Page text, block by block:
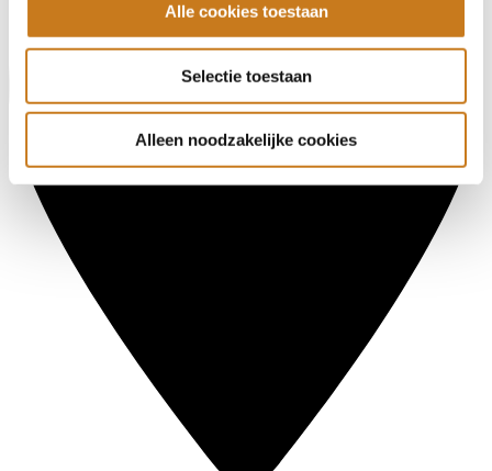
Alle cookies toestaan
Selectie toestaan
Alleen noodzakelijke cookies